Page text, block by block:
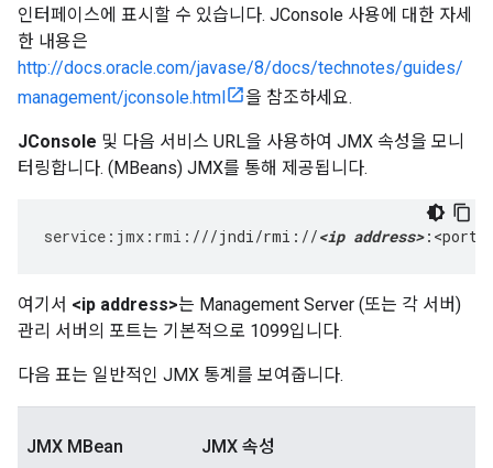
인터페이스에 표시할 수 있습니다. JConsole 사용에 대한 자세
한 내용은
http://docs.oracle.com/javase/8/docs/technotes/guides/
management/jconsole.html
을 참조하세요.
JConsole 및 다음 서비스 URL을 사용하여 JMX 속성을 모니
터링합니다. (MBeans) JMX를 통해 제공됩니다.
service : jmx : rmi : ///jndi/rmi://<ip address>
여기서 <ip address>는 Management Server (또는 각 서버)
관리 서버의 포트는 기본적으로 1099입니다.
다음 표는 일반적인 JMX 통계를 보여줍니다.
JMX MBean JMX 속성